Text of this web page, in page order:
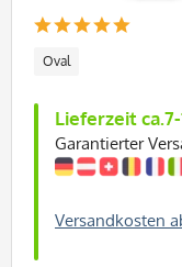
Oval
Lieferzeit ca.7-
Garantierter
Versandkosten